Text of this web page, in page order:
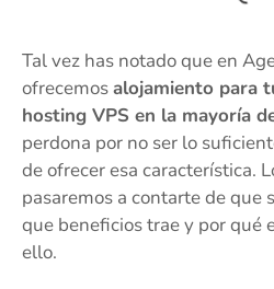
Tal vez has notado que en
ofrecemosalojamiento para
hosting VPS en la mayoría
perdona por no ser lo
de ofrecer esa característica.
pasaremos a contarte de que
que beneficios trae y por qué
ello.